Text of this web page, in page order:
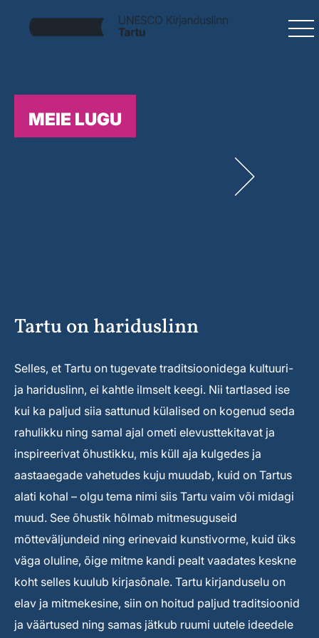
MEIE LUGU
Tartu on hariduslinn
Selles, et Tartu on tugevate traditsioonidega kultuuri-
ja hariduslinn, ei kahtle ilmselt keegi. Nii tartlased ise
kui ka paljud siia sattunud külalised on kogenud seda
rahulikku ning samal ajal ometi elevusttekitavat ja
inspireerivat õhustikku, mis küll aja kulgedes ja
aastaaegade vahetudes kuju muudab, kuid on Tartus
alati kohal – olgu tema nimi siis Tartu vaim või midagi
muud. See õhustik hõlmab mitmesuguseid
mõtteväljundeid ning erinevaid kunstivorme, kuid üks
väga oluline, õige mitme kandi pealt vaadates keskne
koht selles kuulub kirjasõnale. Tartu kirjanduselu on
elav ja mitmekesine, siin on hoitud paljud traditsioonid
ja väärtused ning samas jätkub ruumi uutele ideedele